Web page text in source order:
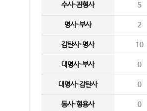
수사·관형사 5
명사·부사 2
감탄사·명사 10
대명사·부사 0
대명사·감탄사 0
동사·형용사 0